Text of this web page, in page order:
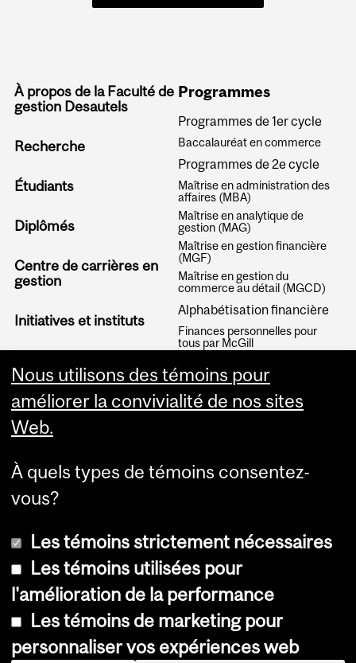
À propos de la Faculté de
gestion Desautels
Recherche
Étudiants
Diplômés
Centre de carrières en
gestion
Initiatives et instituts
Programmes
Programmes de 1er cycle
Baccalauréat en commerce
Programmes de 2e cycle
Maîtrise en administration des
affaires (MBA)
Maîtrise en analytique de
gestion (MAG)
Maîtrise en gestion financière
(MGF)
Maîtrise en gestion du
commerce au détail (MGCD)
Alphabétisation financière
Finances personnelles pour
tous par McGill
© Université McGill, 2026
Accessibilité
Nous utilisons des témoins pour
améliorer la convivialité de nos sites
Web.
À quels types de témoins consentez-
vous?
Les témoins strictement nécessaires
Les témoins utilisées pour
l'amélioration de la performance
Les témoins de marketing pour
personnaliser vos expériences web